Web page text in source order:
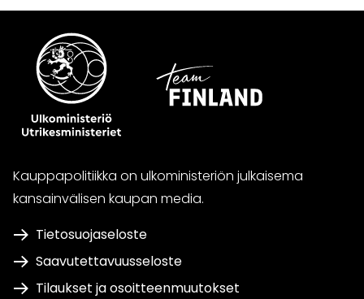
Kauppapolitiikka on ulkoministeriön julkaisema
kansainvälisen kaupan media.
Tietosuojaseloste
Saavutettavuusseloste
Tilaukset ja osoitteenmuutokset